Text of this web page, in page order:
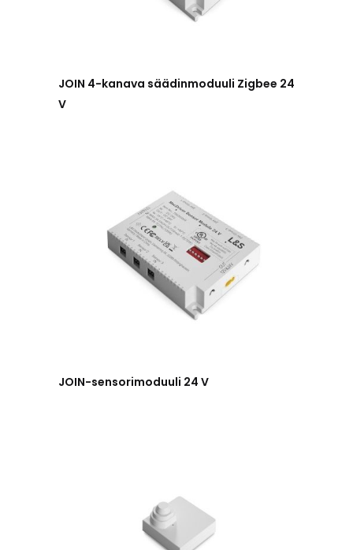
JOIN 4-kanava säädinmoduuli Zigbee 24
V
JOIN-sensorimoduuli 24 V